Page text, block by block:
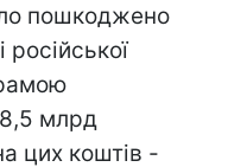
пошкоджено
млрд
цих коштів -